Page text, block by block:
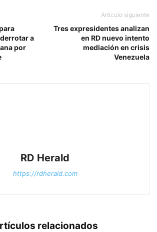
a
por
Artículo siguiente
Tres expresidentes analizan
en RD nuevo intento
mediación en crisis
Venezuela
RD Herald
https://rdherald.com
relacionados